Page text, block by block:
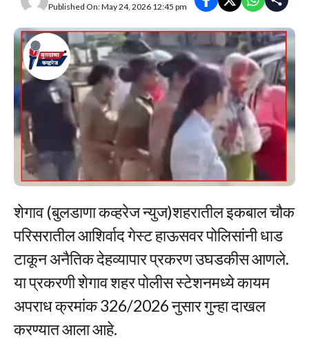
Published On: May 24, 2026 12:45 pm
शेगाव (बुलडाणा कव्हरेज न्युज)शहरातील इकबाल चौक
परिसरातील आशिर्वाद गेस्ट हाऊसवर पोलिसांनी धाड
टाकून अनैतिक देहव्यापार प्रकरण उघडकीस आणले.
या प्रकरणी शेगाव शहर पोलीस स्टेशनमध्ये कायम
अपराध क्रमांक 326/2026 नुसार गुन्हा दाखल
करण्यात आला आहे.